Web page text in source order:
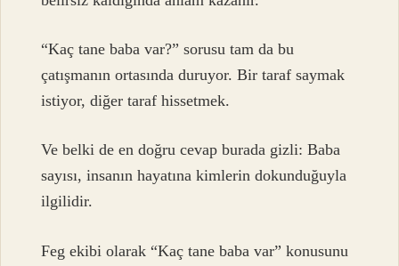
“Kaç tane baba var?” sorusu tam da bu
çatışmanın ortasında duruyor. Bir taraf saymak
istiyor, diğer taraf hissetmek.
Ve belki de en doğru cevap burada gizli: Baba
sayısı, insanın hayatına kimlerin dokunduğuyla
ilgilidir.
Feg ekibi olarak “Kaç tane baba var” konusunu